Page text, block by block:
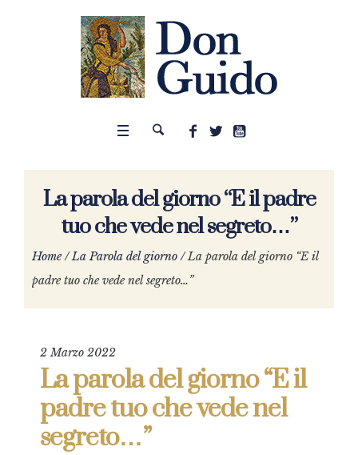
La parola del giorno “E il padre
tuo che vede nel segreto…”
Home /La Parola del giorno /La parola del giorno “E il
padre tuo che vede nel segreto…”
2 Marzo 2022
La parola del giorno “E il
padre tuo che vede nel
segreto…”